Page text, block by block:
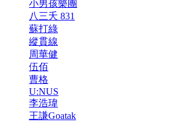
小男孩樂團
八三夭 831
蘇打綠
縱貫線
周華健
伍佰
曹格
U:NUS
李浩瑋
王謙Goatak